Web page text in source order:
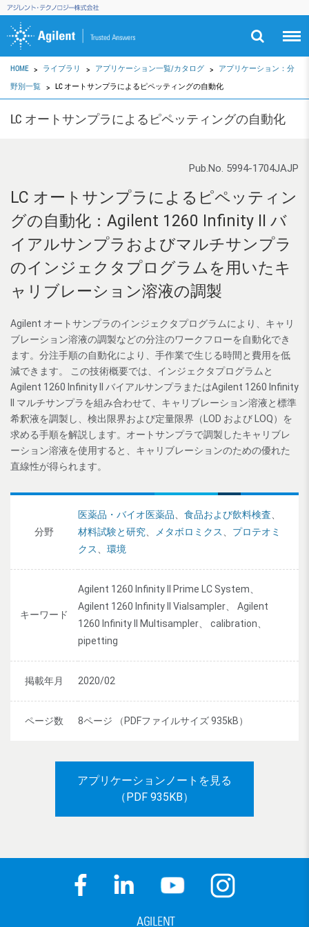
HOME ライブラリ アプリケーション一覧/カタログ
アプリケーション：分
野別一覧
LC オートサンプラによるピペッティングの自動化
LC オートサンプラによるピペッティングの自動化
Pub.No. 5994-1704JAJP
LC オートサンプラによるピペッティン
グの自動化：Agilent 1260 Infinity II バ
イアルサンプラおよびマルチサンプラ
のインジェクタプログラムを用いたキ
ャリブレーション溶液の調製
Agilent オートサンプラのインジェクタプログラムにより、キャリ
ブレーション溶液の調製などの分注のワークフローを自動化でき
ます。分注手順の自動化により、手作業で生じる時間と費用を低
減できます。 この技術概要では、インジェクタプログラムと
Agilent 1260 Infinity II バイアルサンプラまたはAgilent 1260 Infinity
II マルチサンプラを組み合わせて、キャリブレーション溶液と標準
希釈液を調製し、検出限界および定量限界（LOD および LOQ）を
求める手順を解説します。オートサンプラで調製したキャリブレ
ーション溶液を使用すると、キャリブレーションのための優れた
直線性が得られます。
分野
医薬品・バイオ医薬品 食品および飲料検査
材料試験と研究
メタボロミクス
プロテオミ
クス
環境
キーワード
Agilent 1260 Infinity II Prime LC System、
Agilent 1260 Infinity II Vialsampler、 Agilent
1260 Infinity II Multisampler、 calibration、
pipetting
掲載年月 2020/02
ページ数 8ページ （PDFファイルサイズ 935kB）
アプリケーションノートを見る
（PDF 935KB）